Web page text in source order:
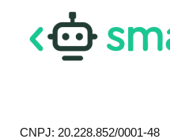
CNPJ: 20.228.852/0001-48